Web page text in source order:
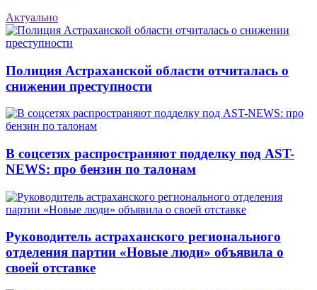
Актуально
Полиция Астраханской области отчиталась о
снижении преступности
В соцсетях распространяют подделку под AST-
NEWS: про бензин по талонам
Руководитель астраханского регионального
отделения партии «Новые люди» объявила о
своей отставке